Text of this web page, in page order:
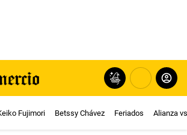
Fujimori Betssy Chávez Feriados Alianza